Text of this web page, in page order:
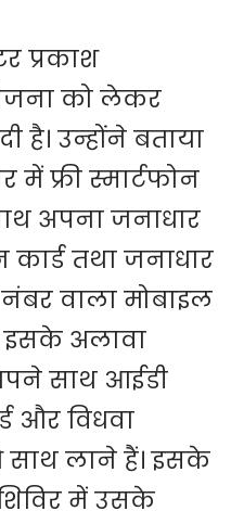
प्रकाश
को लेकर
है। उन्होंने बताया
में फ्री स्मार्टफोन
अपना जनाधार
कार्ड तथा जनाधार
वाला मोबाइल
इसके अलावा
साथ आईडी
और विधवा
साथ लाने हैं। इसके
में उसके